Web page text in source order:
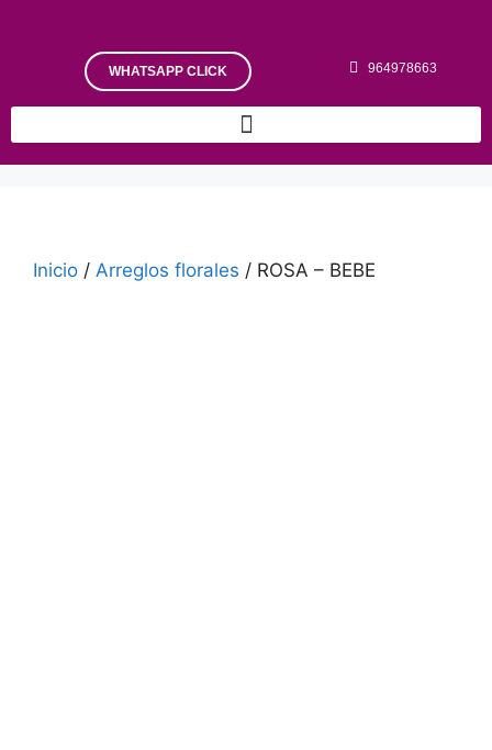
WHATSAPP CLICK 964978663
Inicio / Arreglos florales / ROSA – BEBE